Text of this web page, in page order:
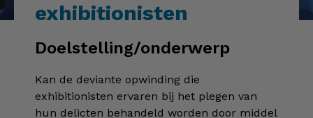
exhibitionisten
Doelstelling/onderwerp
Kan de deviante opwinding die
exhibitionisten ervaren bij het plegen van
hun delicten behandeld worden door middel